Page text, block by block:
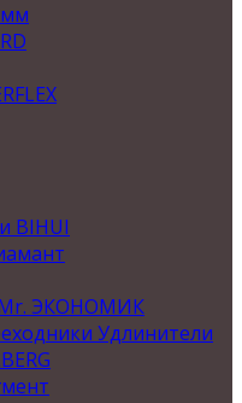
BIHUI
ЭКОНОМИК
Удлинители